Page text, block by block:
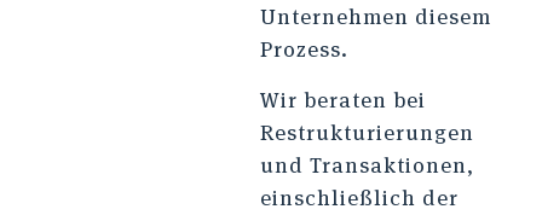
Unternehmen diesem
Prozess.
Wir beraten bei
Restrukturierungen
und Transaktionen,
einschließlich der